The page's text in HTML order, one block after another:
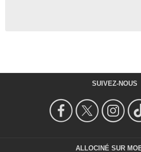
SUIVEZ-NOUS
ALLOCINÉ SUR